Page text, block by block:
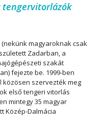
tengervitorlázók
magyaroknak csak
Zadarban, a
szakát
fejezte be. 1999-ben
közösen szervezték meg
első tengeri vitorlás
mintegy 35 magyar
Közép-Dalmácia